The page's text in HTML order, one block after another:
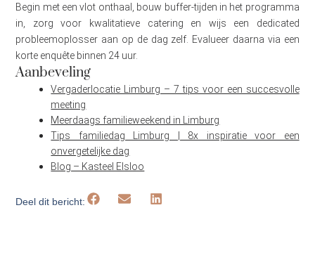
Begin met een vlot onthaal, bouw buffer-tijden in het programma
in, zorg voor kwalitatieve catering en wijs een dedicated
probleemoplosser aan op de dag zelf. Evalueer daarna via een
korte enquête binnen 24 uur.
Aanbeveling
Vergaderlocatie Limburg – 7 tips voor een succesvolle
meeting
Meerdaags familieweekend in Limburg
Tips familiedag Limburg | 8x inspiratie voor een
onvergetelijke dag
Blog – Kasteel Elsloo
Deel dit bericht: